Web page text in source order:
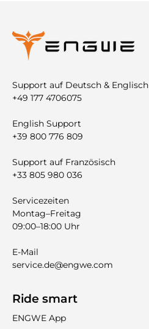
Support auf Deutsch & Englisch
+49 177 4706075
English Support
+39 800 776 809
Support auf Französisch
+33 805 980 036
Servicezeiten
Montag–Freitag
09:00–18:00 Uhr
E-Mail
service.de@engwe.com
Ride smart
ENGWE App